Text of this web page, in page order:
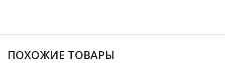
ПОХОЖИЕ ТОВАРЫ